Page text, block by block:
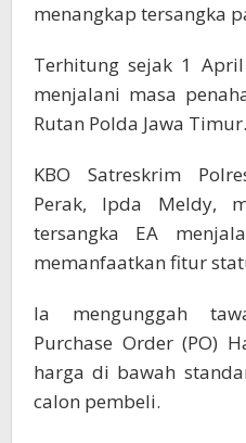
menangkap tersangka
Terhitung sejak 1
menjalani masa
Rutan Polda Jawa Timur.
KBO Satreskrim
Perak, Ipda Meldy,
tersangka EA
memanfaatkan fitur
Ia mengunggah
Purchase Order (PO)
harga di bawah
calon pembeli.